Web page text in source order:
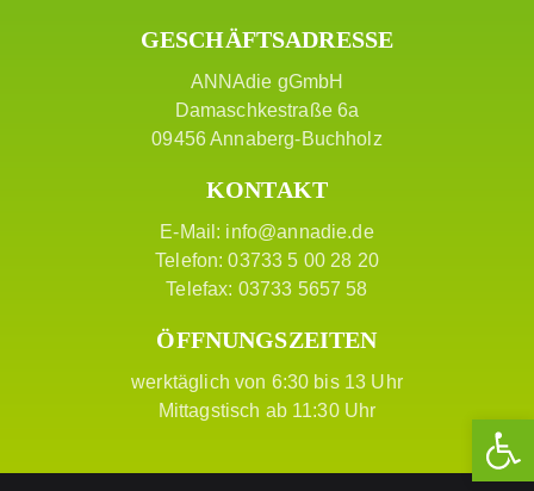
GESCHÄFTSADRESSE
ANNAdie gGmbH
Damaschkestraße 6a
09456 Annaberg-Buchholz
KONTAKT
E-Mail: info@annadie.de
Telefon: 03733 5 00 28 20
Telefax: 03733 5657 58
ÖFFNUNGSZEITEN
werktäglich von 6:30 bis 13 Uhr
Mittagstisch ab 11:30 Uhr